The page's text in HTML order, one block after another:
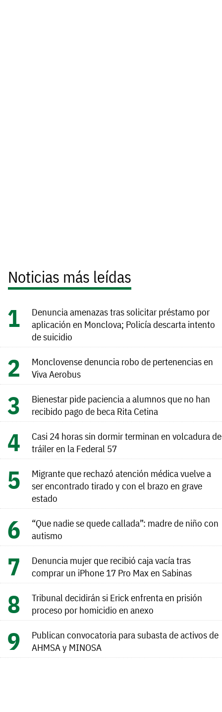
Noticias más leídas
Denuncia amenazas tras solicitar préstamo por
aplicación en Monclova; Policía descarta intento
de suicidio
Monclovense denuncia robo de pertenencias en
Viva Aerobus
Bienestar pide paciencia a alumnos que no han
recibido pago de beca Rita Cetina
Casi 24 horas sin dormir terminan en volcadura de
tráiler en la Federal 57
Migrante que rechazó atención médica vuelve a
ser encontrado tirado y con el brazo en grave
estado
“Que nadie se quede callada”: madre de niño con
autismo
Denuncia mujer que recibió caja vacía tras
comprar un iPhone 17 Pro Max en Sabinas
Tribunal decidirán si Erick enfrenta en prisión
proceso por homicidio en anexo
Publican convocatoria para subasta de activos de
AHMSA y MINOSA